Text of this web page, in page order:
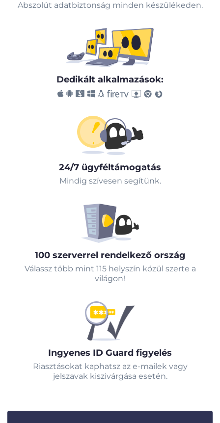
Abszolút adatbiztonság minden készülékeden.
Dedikált alkalmazások:
24/7 ügyféltámogatás
Mindig szívesen segítünk.
100 szerverrel rendelkező ország
Válassz több mint 115 helyszín közül szerte a
világon!
Ingyenes ID Guard figyelés
Riasztásokat kaphatsz az e-mailek vagy
jelszavak kiszivárgása esetén.